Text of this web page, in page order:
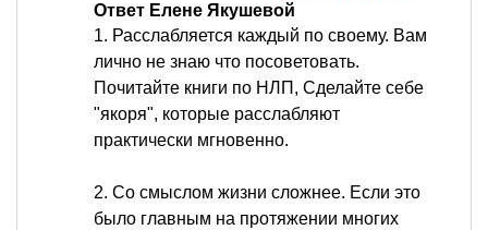
Ответ Елене Якушевой
1. Расслабляется каждый по своему. Вам
лично не знаю что посоветовать.
Почитайте книги по НЛП, Сделайте себе
"якоря", которые расслабляют
практически мгновенно.
2. Со смыслом жизни сложнее. Если это
было главным на протяжении многих